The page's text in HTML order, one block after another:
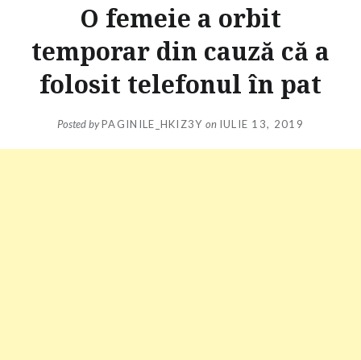
O femeie a orbit
temporar din cauză că a
folosit telefonul în pat
Posted byPAGINILE_HKIZ3Y on IULIE 13, 2019